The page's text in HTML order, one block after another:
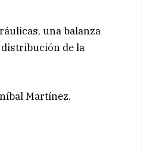
una balanza
de la
Martínez.